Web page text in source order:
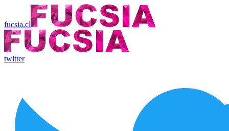
fucsia.cl
twitter